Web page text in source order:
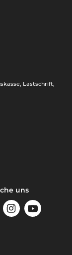
Lastschrift,
uns